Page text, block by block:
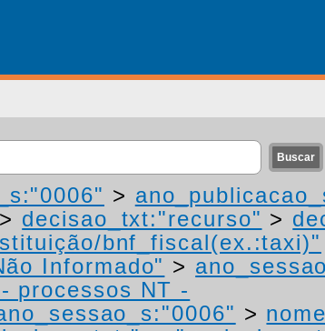
>
> decisao_txt:"recurso" >
bnf_fiscal(ex.:taxi)"
Informado" >
processos NT -
>